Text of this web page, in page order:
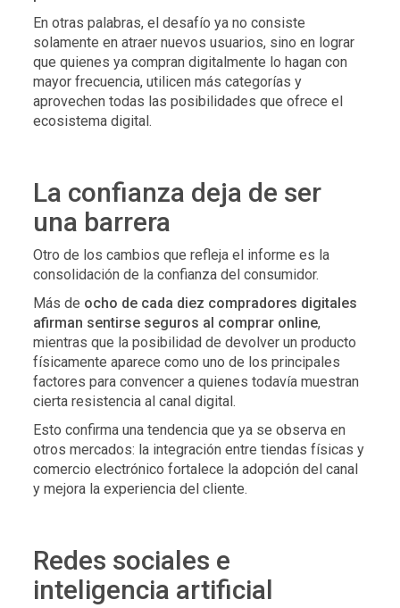
En otras palabras, el desafío ya no consiste
solamente en atraer nuevos usuarios, sino en lograr
que quienes ya compran digitalmente lo hagan con
mayor frecuencia, utilicen más categorías y
aprovechen todas las posibilidades que ofrece el
ecosistema digital.
La confianza deja de ser
una barrera
Otro de los cambios que refleja el informe es la
consolidación de la confianza del consumidor.
Más de ocho de cada diez compradores digitales
afirman sentirse seguros al comprar online,
mientras que la posibilidad de devolver un producto
físicamente aparece como uno de los principales
factores para convencer a quienes todavía muestran
cierta resistencia al canal digital.
Esto confirma una tendencia que ya se observa en
otros mercados: la integración entre tiendas físicas y
comercio electrónico fortalece la adopción del canal
y mejora la experiencia del cliente.
Redes sociales e
inteligencia artificial